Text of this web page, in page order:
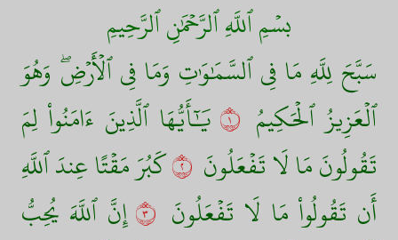
بسۡمِ ٱللَّهِ ٱلرَّحۡمَٰنِ ٱلرَّحِيمِ
سَبَّحَ لِلَّهِ مَا فِي ٱلسَّمَٰوَٰتِ وَمَا فِي ٱلۡأَرۡضِۖ وَهُوَ
ٱلۡعَزِيزُ ٱلۡحَكِيمُ ١ يَٰٓأَيُّهَا ٱلَّذِينَ ءَامَنُواْ لِمَ
تَقُولُونَ مَا لَا تَفۡعَلُونَ ٢كَبُرَ مَقۡتًا عِندَ ٱللَّهِ
أَن تَقُولُواْ مَا لَا تَفۡعَلُونَ ٣إِنَّ ٱللَّهَ يُحِبُّ